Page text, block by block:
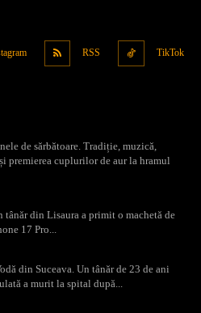
RSS TikTok
de sărbătoare. Tradiție, muzică,
premierea cuplurilor de aur la hramul
tânăr din Lisaura a primit o machetă de
17 Pro...
din Suceava. Un tânăr de 23 de ani
a murit la spital după...